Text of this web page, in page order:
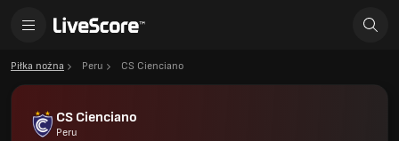
Piłka nożna Peru CS Cienciano
CS Cienciano
Peru